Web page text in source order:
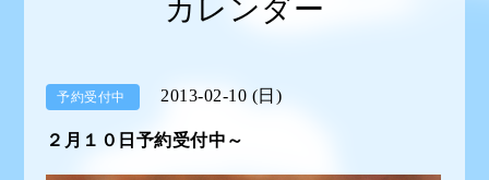
カレンダー
予約受付中 2013-02-10 (日)
２月１０日予約受付中～